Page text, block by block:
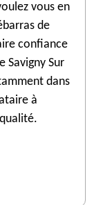
vous en
de
confiance
Savigny Sur
dans
à